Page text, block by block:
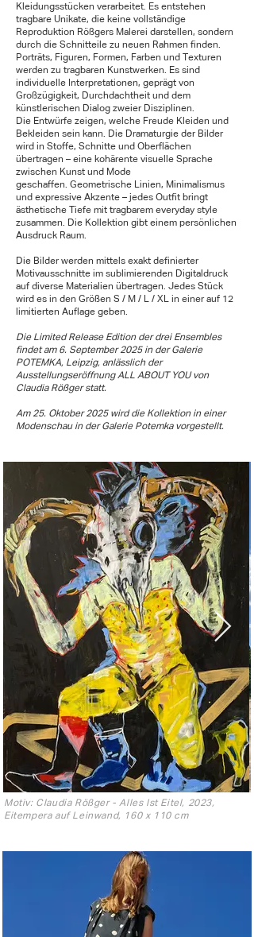
Kleidungsstücken verarbeitet. Es entstehen
tragbare Unikate, die keine vollständige
Reproduktion Rößgers Malerei darstellen, sondern
durch die Schnitteile zu neuen Rahmen finden.
Porträts, Figuren, Formen, Farben und Texturen
werden zu tragbaren Kunstwerken. Es sind
individuelle Interpretationen, geprägt von
Großzügigkeit, Durchdachtheit und dem
künstlerischen Dialog zweier Disziplinen.
Die Entwürfe zeigen, welche Freude Kleiden und
Bekleiden sein kann. Die Dramaturgie der Bilder
wird in Stoffe, Schnitte und Oberflächen
übertragen – eine kohärente visuelle Sprache
zwischen Kunst und Mode
geschaffen. Geometrische Linien, Minimalismus
und expressive Akzente – jedes Outfit bringt
ästhetische Tiefe mit tragbarem everyday style
zusammen. Die Kollektion gibt einem persönlichen
Ausdruck Raum.
Die Bilder werden mittels exakt definierter
Motivausschnitte im sublimierenden Digitaldruck
auf diverse Materialien übertragen. Jedes Stück
wird es in den Größen S / M / L / XL in einer auf 12
limitierten Auflage geben.
Die Limited Release Edition der drei Ensembles
findet am 6. September 2025 in der Galerie
POTEMKA, Leipzig, anlässlich der
Ausstellungseröffnung ALL ABOUT YOU von
Claudia Rößger statt.
Am 25. Oktober 2025 wird die Kollektion in einer
Modenschau in der Galerie Potemka vorgestellt.
Motiv: Claudia Rößger - Alles Ist Eitel, 2023,
Eitempera auf Leinwand, 160 x 110 cm